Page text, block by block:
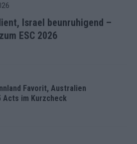
Israel beunruhigend –
ESC 2026
Favorit, Australien
im Kurzcheck